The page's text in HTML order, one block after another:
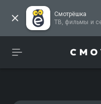
Смотрёшка
ТВ,